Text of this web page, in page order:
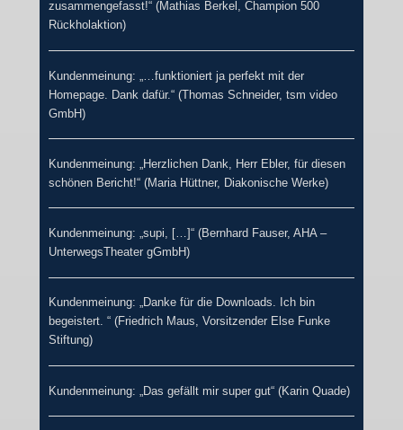
zusammengefasst!“ (Mathias Berkel, Champion 500
Rückholaktion)
Kundenmeinung: „…funktioniert ja perfekt mit der
Homepage. Dank dafür.“ (Thomas Schneider, tsm video
GmbH)
Kundenmeinung: „Herzlichen Dank, Herr Ebler, für diesen
schönen Bericht!“ (Maria Hüttner, Diakonische Werke)
Kundenmeinung: „supi, […]“ (Bernhard Fauser, AHA –
UnterwegsTheater gGmbH)
Kundenmeinung: „Danke für die Downloads. Ich bin
begeistert. “ (Friedrich Maus, Vorsitzender Else Funke
Stiftung)
Kundenmeinung: „Das gefällt mir super gut“ (Karin Quade)